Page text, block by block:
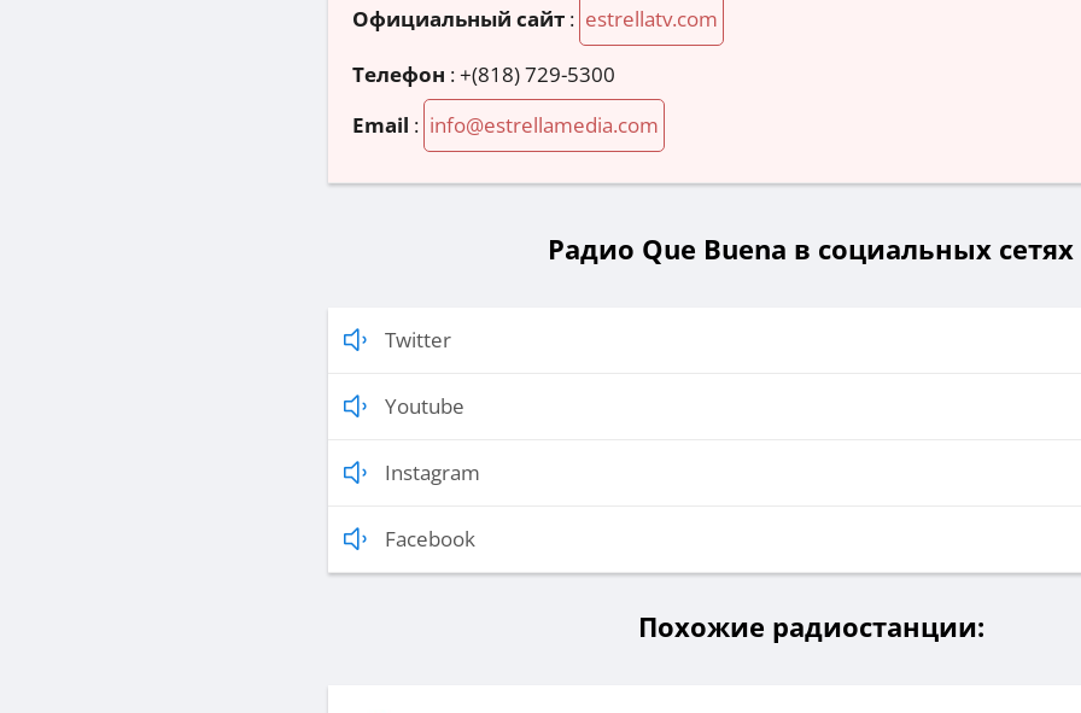
Официальный сайт : estrellatv.com
Телефон :+(818) 729-5300
Email : info@estrellamedia.com
Радио Que Buena в социальных сетях
Twitter
Youtube
Instagram
Facebook
Похожие радиостанции: